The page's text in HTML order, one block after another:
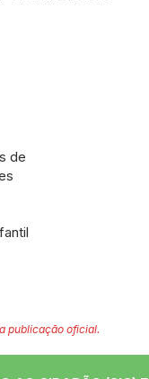
de
publicação oficial.